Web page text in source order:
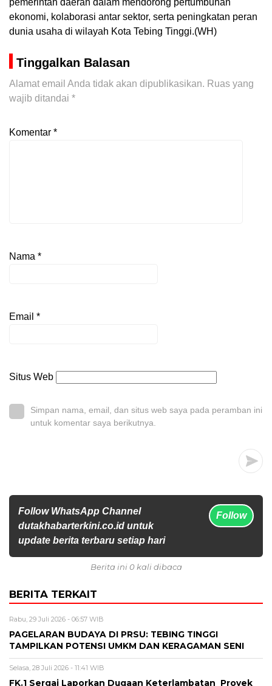
pemerintah daerah dalam mendorong pertumbuhan
ekonomi, kolaborasi antar sektor, serta peningkatan peran
dunia usaha di wilayah Kota Tebing Tinggi.(WH)
Tinggalkan Balasan
Alamat email Anda tidak akan dipublikasikan. Ruas yang
wajib ditandai *
Komentar *
Nama *
Email *
Situs Web
Simpan nama, email, dan situs web saya pada peramban ini
untuk komentar saya berikutnya.
Follow WhatsApp Channel
dutakhabarterkini.co.id untuk
update berita terbaru setiap hari
Follow
Berita ini 0 kali dibaca
BERITA TERKAIT
Rabu, 29 Juli 2026 - 06:57 WIB
PAGELARAN BUDAYA DI PRSU: TEBING TINGGI
TAMPILKAN POTENSI UMKM DAN KERAGAMAN SENI
Selasa, 28 Juli 2026 - 11:41 WIB
FK.1 Sergai Laporkan Dugaan Keterlambatan Proyek